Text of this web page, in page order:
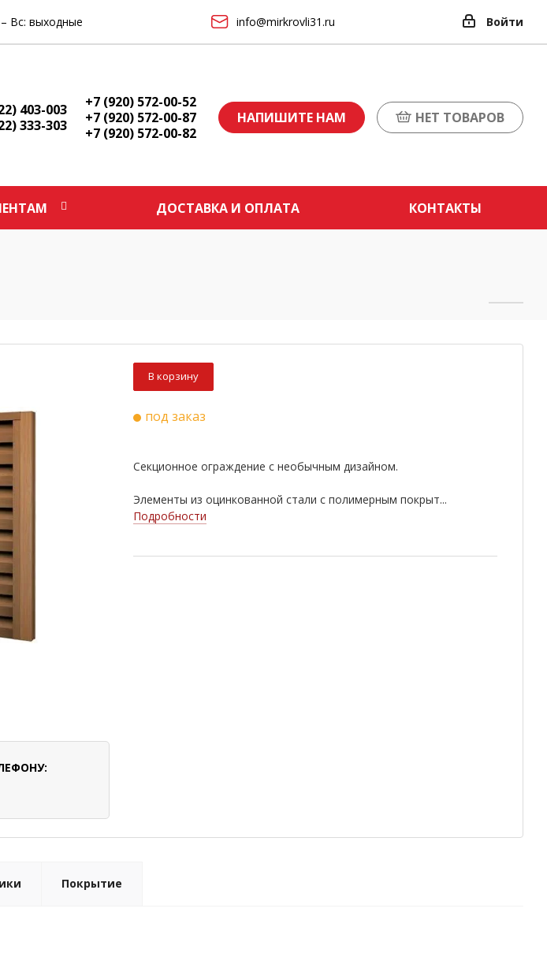
Вс: выходные info@mirkrovli31.ru Войти
403-003
333-303
+7 (920) 572-00-52
+7 (920) 572-00-87
+7 (920) 572-00-82
НАПИШИТЕ НАМ НЕТ ТОВАРОВ
ДОСТАВКА И ОПЛАТА КОНТАКТЫ
В корзину
под заказ
Секционное ограждение с необычным дизайном.
Элементы из оцинкованной стали с полимерным покрыт...
Подробности
Покрытие